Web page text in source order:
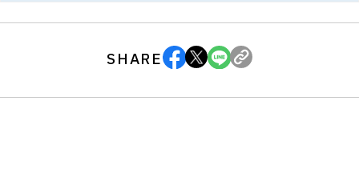
SHARE